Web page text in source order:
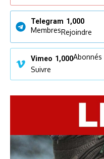
Telegram 1,000
MembresRejoindre
Vimeo 1,000Abonnés
Suivre